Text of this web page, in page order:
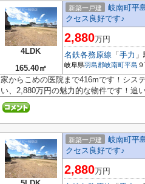
4LDK
165.40㎡
新築一戸建
岐南町平
クセス良好です♪
2,880万円
名鉄各務原線 「 手力
岐阜県羽島郡岐南町平島
家からこめの医院まで416mです！シス
い、2,880万円の魅力的な物件です！追
新築一戸建
岐南町平
クセス良好です♪
2,880万円